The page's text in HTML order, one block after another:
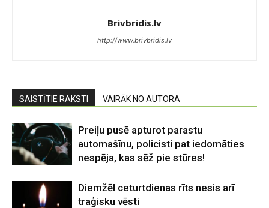
Brivbridis.lv
http://www.brivbridis.lv
SAISTĪTIE RAKSTI VAIRĀK NO AUTORA
Preiļu pusē apturot parastu
automašīnu, policisti pat iedomāties
nespēja, kas sēž pie stūres!
Diemžēl ceturtdienas rīts nesis arī
traģisku vēsti